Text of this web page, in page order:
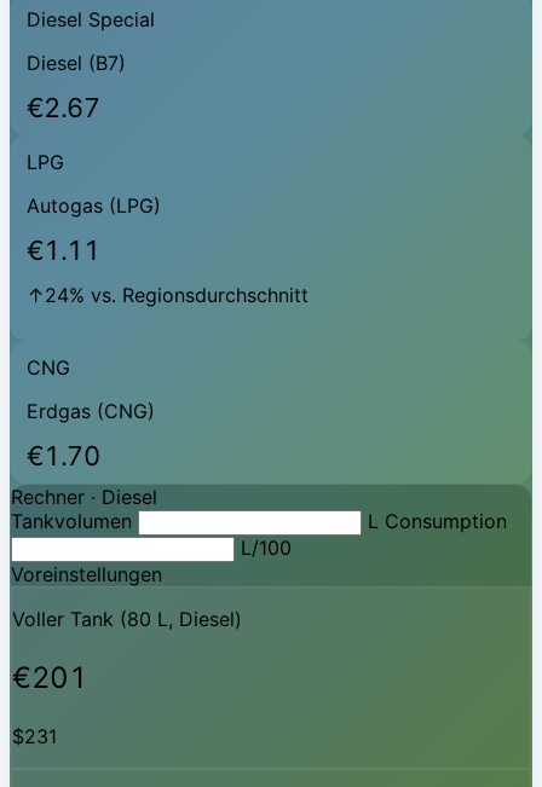
Diesel Special
Diesel (B7)
€2.67
LPG
Autogas (LPG)
€1.11
↑24% vs. Regionsdurchschnitt
CNG
Erdgas (CNG)
€1.70
Rechner · Diesel
Tankvolumen
L Consumption
L/100
Voreinstellungen
Voller Tank (80 L, Diesel)
€201
$231